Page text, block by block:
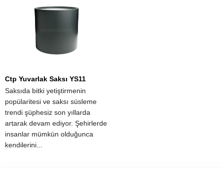
gerektirmeleriyle bilinen dekoratif
ctp saksılar, bitkilerinizi...
Ctp Yuvarlak Saksı YS11
Saksıda bitki yetiştirmenin
popülaritesi ve saksı süsleme
trendi şüphesiz son yıllarda
artarak devam ediyor. Şehirlerde
insanlar mümkün olduğunca
kendilerini...